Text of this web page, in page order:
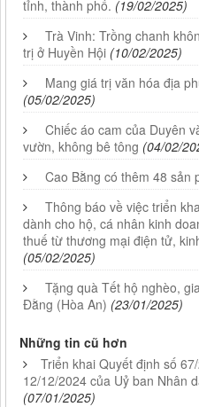
tỉnh, thành phố. (19/02/2025)
Trà Vinh: Trồng chanh
trị ở Huyền Hội (10/02/2025)
Mang giá trị văn hóa địa
(05/02/2025)
Chiếc áo cam của Duyên
vườn, không bê tông (04/02/
Cao Bằng có thêm 48 sản
Thông báo về việc triển
dành cho hộ, cá nhân kinh
thuế từ thương mại điện tử,
(05/02/2025)
Tặng quà Tết hộ nghèo,
Đằng (Hòa An) (23/01/2025)
Những tin cũ hơn
Triển khai Quyết định số
12/12/2024 của Uỷ ban Nhân
(07/01/2025)